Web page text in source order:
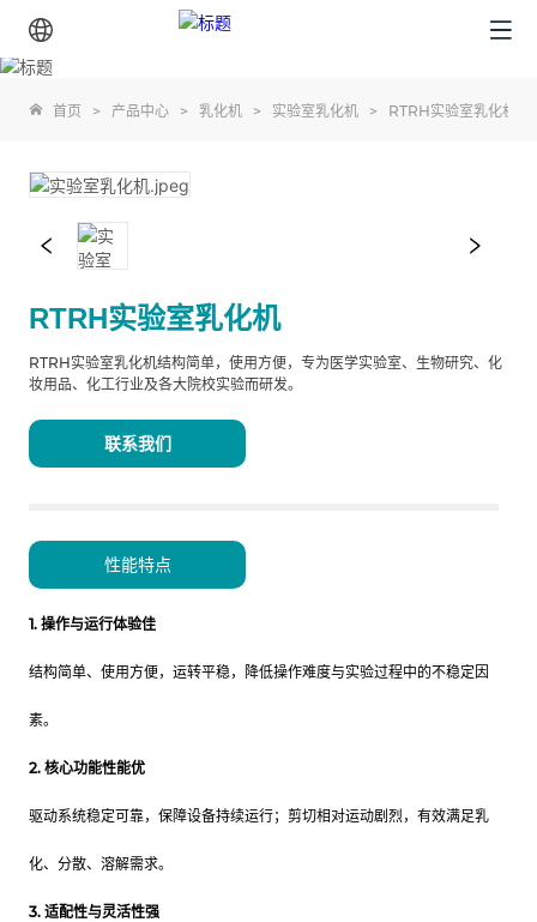
首页 > 产品中心 > 乳化机 > 实验室乳化机 > RTRH实验室乳化机
RTRH实验室乳化机
RTRH实验室乳化机结构简单，使用方便，专为医学实验室、生物研究、化
妆用品、化工行业及各大院校实验而研发。
联系我们
性能特点
1. 操作与运行体验佳
结构简单、使用方便，运转平稳，降低操作难度与实验过程中的不稳定因
素。
2. 核心功能性能优
驱动系统稳定可靠，保障设备持续运行；剪切相对运动剧烈，有效满足乳
化、分散、溶解需求。
3. 适配性与灵活性强